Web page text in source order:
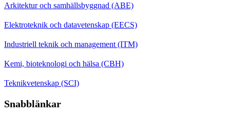
Arkitektur och samhällsbyggnad (ABE)
Elektroteknik och datavetenskap (EECS)
Industriell teknik och management (ITM)
Kemi, bioteknologi och hälsa (CBH)
Teknikvetenskap (SCI)
Snabblänkar